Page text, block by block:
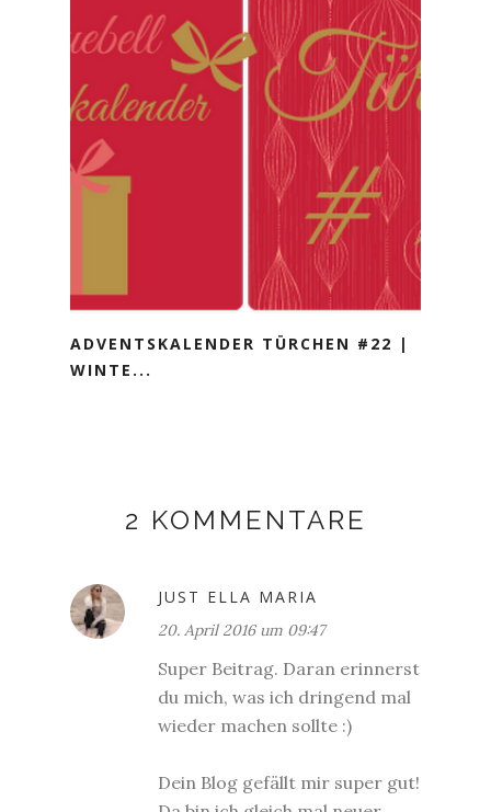
ADVENTSKALENDER TÜRCHEN #22 |
WINTE...
2 KOMMENTARE
JUST ELLA MARIA
20. April 2016 um 09:47
Super Beitrag. Daran erinnerst
du mich, was ich dringend mal
wieder machen sollte :)
Dein Blog gefällt mir super gut!